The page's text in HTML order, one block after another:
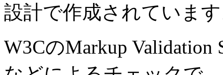
設計で作成されていま
W3CのMarkup Validation